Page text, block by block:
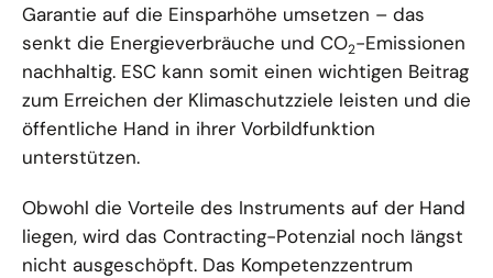
Garantie auf die Einsparhöhe umsetzen – das
senkt die Energieverbräuche und CO2-Emissionen
nachhaltig. ESC kann somit einen wichtigen Beitrag
zum Erreichen der Klimaschutzziele leisten und die
öffentliche Hand in ihrer Vorbildfunktion
unterstützen.
Obwohl die Vorteile des Instruments auf der Hand
liegen, wird das Contracting-Potenzial noch längst
nicht ausgeschöpft. Das Kompetenzzentrum